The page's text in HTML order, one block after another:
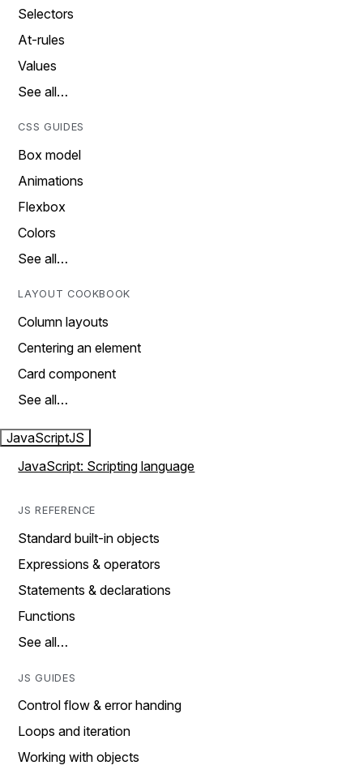
Selectors
At-rules
Values
See all…
CSS GUIDES
Box model
Animations
Flexbox
Colors
See all…
LAYOUT COOKBOOK
Column layouts
Centering an element
Card component
See all…
JavaScriptJS
JavaScript: Scripting language
JS REFERENCE
Standard built-in objects
Expressions & operators
Statements & declarations
Functions
See all…
JS GUIDES
Control flow & error handing
Loops and iteration
Working with objects